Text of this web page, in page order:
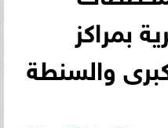
لـ32قرية بمراكز
والسنطة